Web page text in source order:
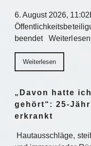
6. August 2026,
beendet Weiterlesen
Weiterlesen
„Davon hatte
gehört“: 25-
erkrankt
Hautausschläge,